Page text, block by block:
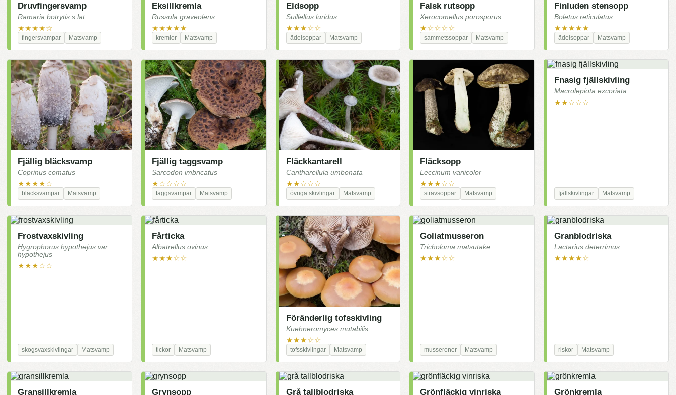
Druvfingersvamp
Ramaria botrytis s.lat.
★★★★☆
fingersvampar Matsvamp
Eksillkremla
Russula graveolens
★★★★★
kremlor Matsvamp
Eldsopp
Suillellus luridus
★★★☆☆
ädelsoppar Matsvamp
Falsk rutsopp
Xerocomellus porosporus
★☆☆☆☆
sammetssoppar Matsvamp
Finluden stensopp
Boletus reticulatus
★★★★★
ädelsoppar Matsvamp
Fjällig bläcksvamp
Coprinus comatus
★★★★☆
bläcksvampar Matsvamp
Fjällig taggsvamp
Sarcodon imbricatus
★☆☆☆☆
taggsvampar Matsvamp
Fläckkantarell
Cantharellula umbonata
★★☆☆☆
övriga skivlingar Matsvamp
Fläcksopp
Leccinum variicolor
★★★☆☆
strävsoppar Matsvamp
Fnasig fjällskivling
Macrolepiota excoriata
★★☆☆☆
fjällskivlingar Matsvamp
Frostvaxskivling
Hygrophorus hypothejus var.
hypothejus
★★★☆☆
skogsvaxskivlingar Matsvamp
Fårticka
Albatrellus ovinus
★★★☆☆
tickor Matsvamp
Föränderlig tofsskivling
Kuehneromyces mutabilis
★★★☆☆
tofsskivlingar Matsvamp
Goliatmusseron
Tricholoma matsutake
★★★☆☆
musseroner Matsvamp
Granblodriska
Lactarius deterrimus
★★★★☆
riskor Matsvamp
Gransillkremla Grynsopp Grå tallblodriska Grönfläckig vinriska Grönkremla